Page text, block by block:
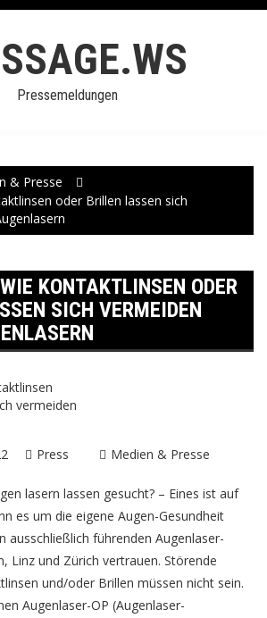
Pressemeldungen
& Presse
oder Brillen lassen sich
KONTAKTLINSEN ODER
SICH VERMEIDEN
Press Medien & Presse
lasern lassen gesucht? – Eines ist auf
es um die eigene Augen-Gesundheit
ausschließlich führenden Augenlaser-
Linz und Zürich vertrauen. Störende
und/oder Brillen müssen nicht sein.
Augenlaser-OP (Augenlaser-